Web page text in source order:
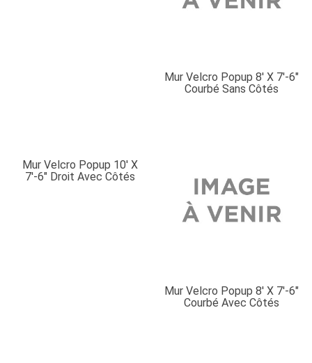
Mur Velcro Popup 8′ X 7′-6″
Courbé Sans Côtés
Mur Velcro Popup 10′ X
7′-6″ Droit Avec Côtés
Mur Velcro Popup 8′ X 7′-6″
Courbé Avec Côtés